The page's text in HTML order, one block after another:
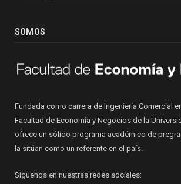
SOMOS
Fundada como carrera de Ingeniería Comercial
Facultad de Economía y Negocios de la
ofrece un sólido programa académico de
la sitúan como un referente en el país.
Síguenos en nuestras redes sociales: